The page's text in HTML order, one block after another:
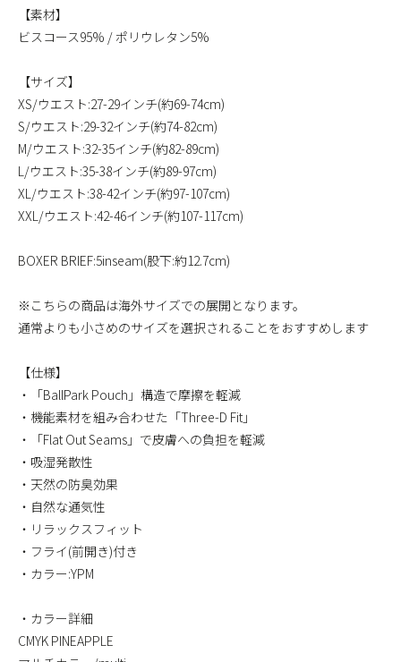
【素材】
ビスコース95% / ポリウレタン5%
【サイズ】
XS/ウエスト:27-29インチ(約69-74cm)
S/ウエスト:29-32インチ(約74-82cm)
M/ウエスト:32-35インチ(約82-89cm)
L/ウエスト:35-38インチ(約89-97cm)
XL/ウエスト:38-42インチ(約97-107cm)
XXL/ウエスト:42-46インチ(約107-117cm)
BOXER BRIEF:5inseam(股下:約12.7cm)
※こちらの商品は海外サイズでの展開となります。
通常よりも小さめのサイズを選択されることをおすすめします
【仕様】
・「BallPark Pouch」構造で摩擦を軽減
・機能素材を組み合わせた「Three-D Fit」
・「Flat Out Seams」で皮膚への負担を軽減
・吸湿発散性
・天然の防臭効果
・自然な通気性
・リラックスフィット
・フライ(前開き)付き
・カラー:YPM
・カラー詳細
CMYK PINEAPPLE